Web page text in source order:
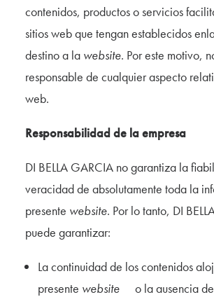
contenidos, productos o servicios
sitios web que tengan establecidos
destino a la website. Por este motivo,
responsable de cualquier aspecto
web.
Responsabilidad de la empresa
DI BELLA GARCIA no garantiza la
veracidad de absolutamente toda la
presente website. Por lo tanto, DI
puede garantizar:
La continuidad de los contenidos
presente website
o la ausencia